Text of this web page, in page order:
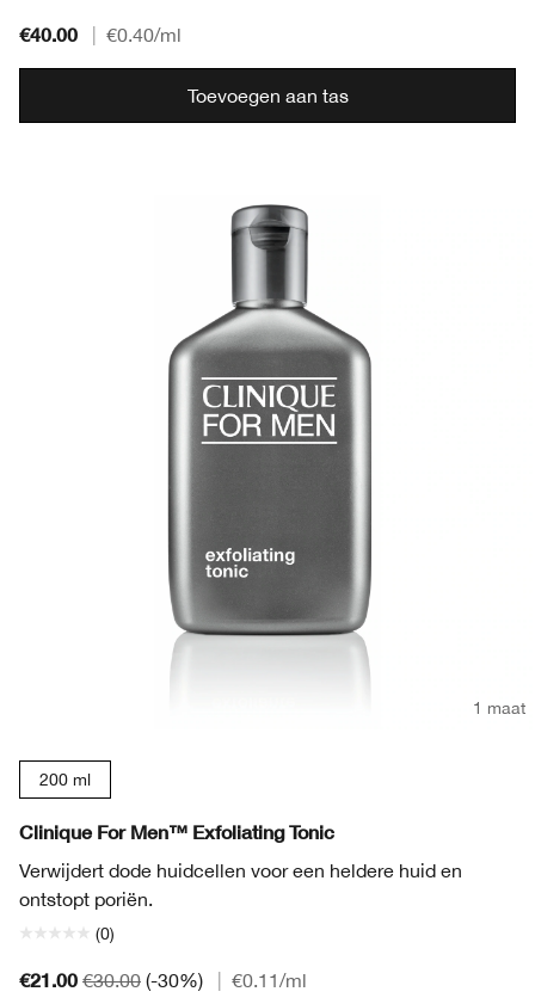
€40.00 €0.40/ml
Toevoegen aan tas
1 maat
200 ml
Clinique For Men™ Exfoliating Tonic
Verwijdert dode huidcellen voor een heldere huid en
ontstopt poriën.
(0)
€21.00 €30.00 (-30%) €0.11/ml